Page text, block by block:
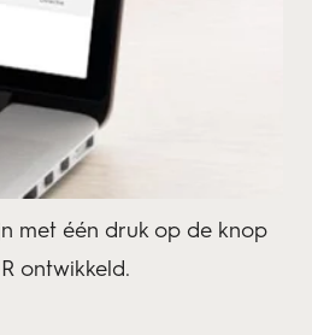
met één druk op de knop
ontwikkeld.